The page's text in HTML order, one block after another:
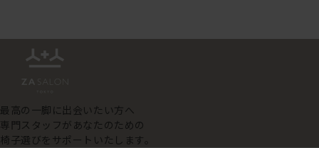
最高の一脚に出会いたい方へ
専門スタッフがあなたのための
椅子選びをサポートいたします。